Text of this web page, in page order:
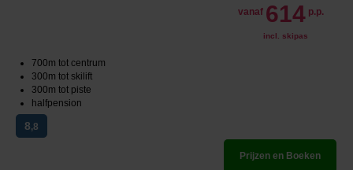
vanaf 614 p.p.
incl. skipas
700m tot centrum
300m tot skilift
300m tot piste
halfpension
8,8
Prijzen en Boeken